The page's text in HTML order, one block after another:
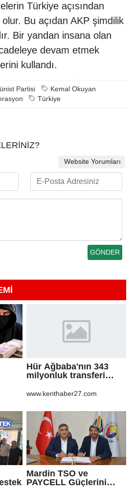
Türkiye açısından
Bu açıdan AKP şimdilik
Bir yandan insana olan
devam etmek
kullandı.
Partisi
Kemal Okuyan
Türkiye
Website Yorumları
Hür Ağbaba'nın 343
milyonluk transferi
Ağbaba'ya milyonlar
www.kenthaber27.com
Mardin TSO ve
PAYCELL Güçlerini